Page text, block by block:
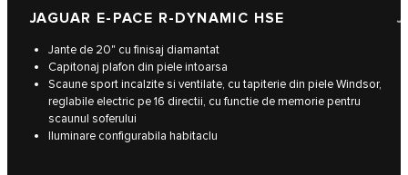
JAGUAR E-PACE R-DYNAMIC HSE
Jante de 20" cu finisaj diamantat
Capitonaj plafon din piele intoarsa
Scaune sport incalzite si ventilate, cu tapiterie din piele Windsor,
reglabile electric pe 16 directii, cu functie de memorie pentru
scaunul soferului
Iluminare configurabila habitaclu